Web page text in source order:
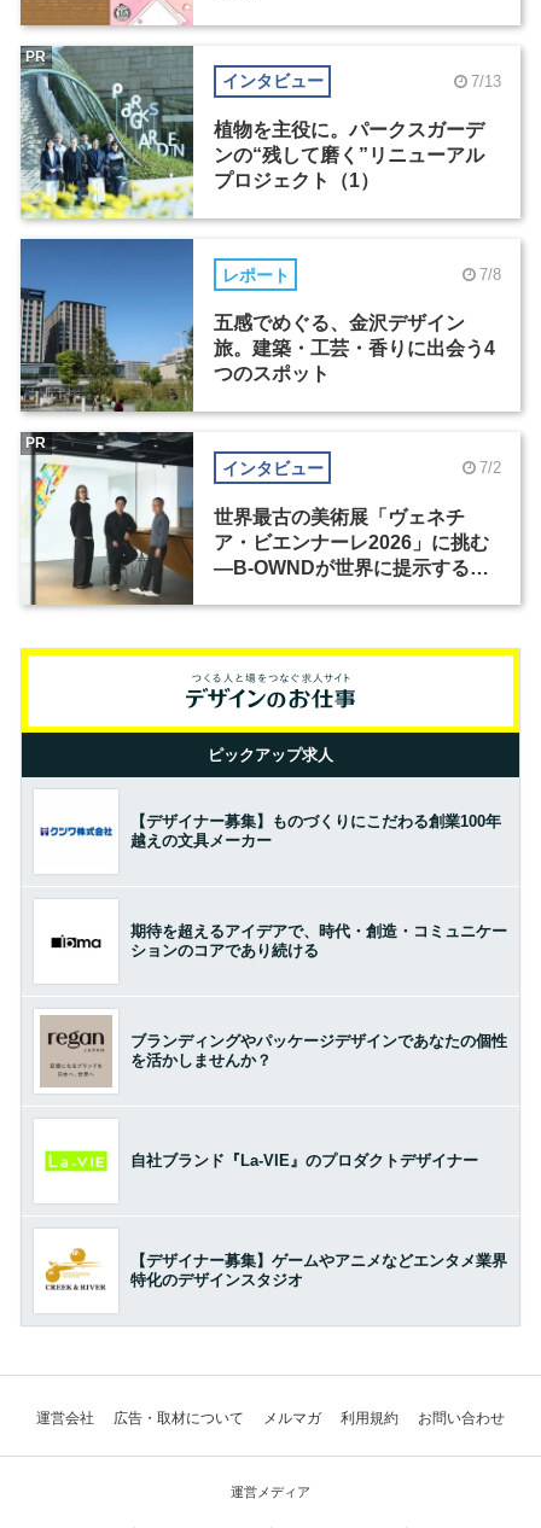
インタビュー 7/13
植物を主役に。パークスガーデ
ンの“残して磨く”リニューアル
プロジェクト（1）
PR
レポート 7/8
五感でめぐる、金沢デザイン
旅。建築・工芸・香りに出会う4
つのスポット
インタビュー 7/2
世界最古の美術展「ヴェネチ
ア・ビエンナーレ2026」に挑む
―B-OWNDが世界に提示する美
PR
ピックアップ求人
【デザイナー募集】ものづくりにこだわる創業100年
越えの文具メーカー
期待を超えるアイデアで、時代・創造・コミュニケー
ションのコアであり続ける
ブランディングやパッケージデザインであなたの個性
を活かしませんか？
自社ブランド『La-VIE』のプロダクトデザイナー
【デザイナー募集】ゲームやアニメなどエンタメ業界
特化のデザインスタジオ
運営会社 広告・取材について メルマガ 利用規約 お問い合わせ
運営メディア